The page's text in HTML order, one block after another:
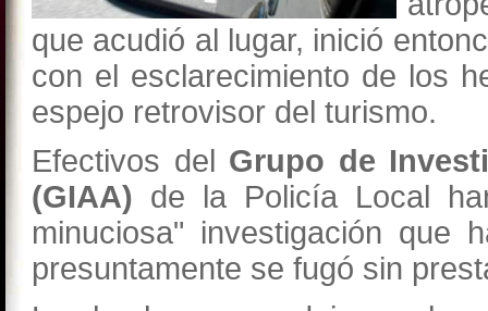
que acudió al lugar, inició
con el esclarecimiento de los
espejo retrovisor del turismo.
Efectivos del Grupo de
(GIAA) de la Policía Local
minuciosa" investigación que
presuntamente se fugó sin